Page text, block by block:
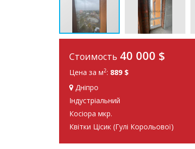
Стоимость 40 000 $
Цена за м2: 889 $
Дніпро
Індустріальний
Косіора мкр.
Квітки Цісик (Гулі Корольової)